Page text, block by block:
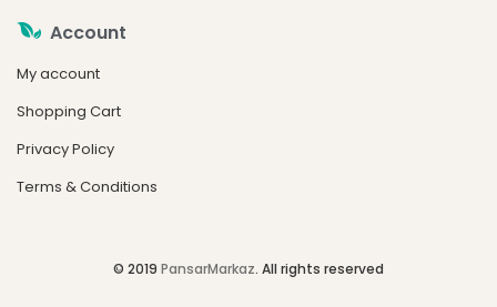
Account
My account
Shopping Cart
Privacy Policy
Terms & Conditions
© 2019 PansarMarkaz. All rights reserved